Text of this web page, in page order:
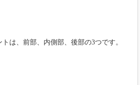
は、前部、内側部、後部の3つです。